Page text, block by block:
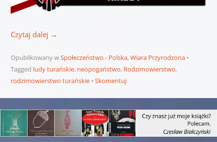
Czytaj dalej →
Opublikowany wSpołeczeństwo - Polska,Wiara Przyrodzona
Tagged ludy turańskie, neopogaństwo, Rodzimowierstwo,
rodzimowierstwo turańskie
Skomentuj